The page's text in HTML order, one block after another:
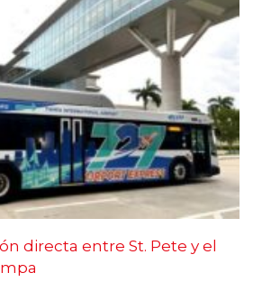
directa entre St. Pete y el